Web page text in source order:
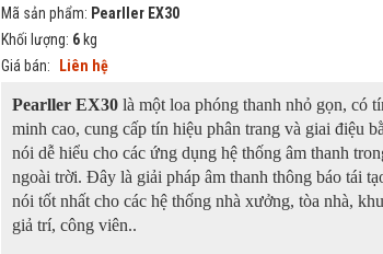
Mã sản phẩm: Pearller EX30
Khối lượng: 6 kg
Giá bán:
Liên hệ
Pearller EX30 là một loa phóng thanh nhỏ gọn, có
minh cao, cung cấp tín hiệu phân trang và giai điệu
nói dễ hiểu cho các ứng dụng hệ thống âm thanh
ngoài trời. Đây là giải pháp âm thanh thông báo tái
nói tốt nhất cho các hệ thống nhà xưởng, tòa nhà,
giả trí, công viên..